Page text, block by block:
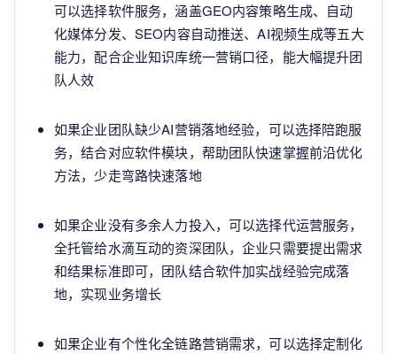
可以选择软件服务，涵盖GEO内容策略生成、自动
化媒体分发、SEO内容自动推送、AI视频生成等五大
能力，配合企业知识库统一营销口径，能大幅提升团
队人效
如果企业团队缺少AI营销落地经验，可以选择陪跑服
务，结合对应软件模块，帮助团队快速掌握前沿优化
方法，少走弯路快速落地
如果企业没有多余人力投入，可以选择代运营服务，
全托管给水滴互动的资深团队，企业只需要提出需求
和结果标准即可，团队结合软件加实战经验完成落
地，实现业务增长
如果企业有个性化全链路营销需求，可以选择定制化